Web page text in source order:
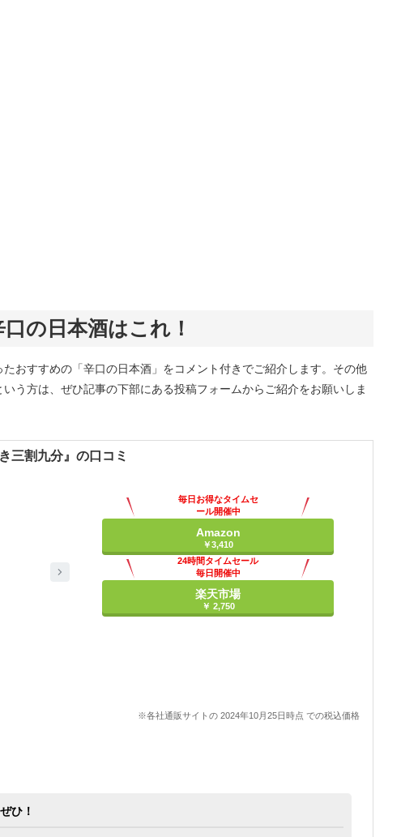
の日本酒はこれ！
おすすめの「辛口の日本酒」をコメント付きでご紹介します。その他
う方は、ぜひ記事の下部にある投稿フォームからご紹介をお願いしま
三割九分』の口コミ
毎日お得なタイムセ
ール開催中
Amazon
￥3,410
24時間タイムセール
毎日開催中
楽天市場
￥ 2,750
※各社通販サイトの 2024年10月25日時点 での税込価格
ひ！